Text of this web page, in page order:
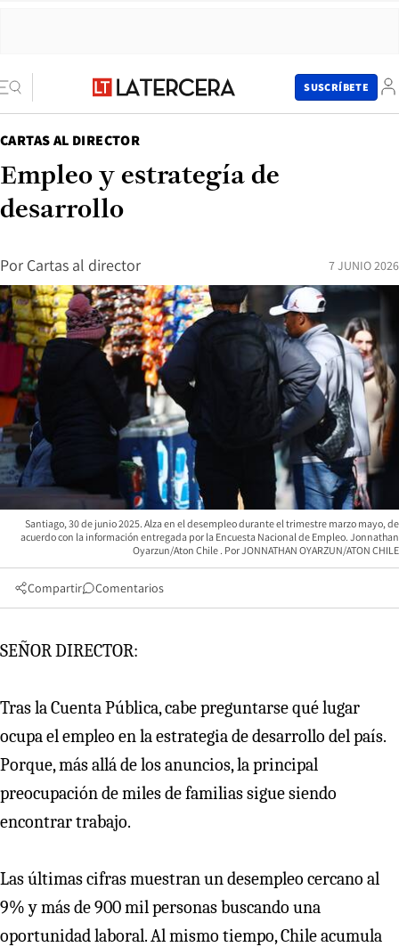
SUSCRÍBETE
CARTAS AL DIRECTOR
Empleo y estrategía de
desarrollo
Por Cartas al director 7 JUNIO 2026
Santiago, 30 de junio 2025. Alza en el desempleo durante el trimestre marzo mayo, de
acuerdo con la información entregada por la Encuesta Nacional de Empleo. Jonnathan
Oyarzun/Aton Chile
JONNATHAN OYARZUN/ATON CHILE
Compartir Comentarios
SEÑOR DIRECTOR:
Tras la Cuenta Pública, cabe preguntarse qué lugar
ocupa el empleo en la estrategia de desarrollo del país.
Porque, más allá de los anuncios, la principal
preocupación de miles de familias sigue siendo
encontrar trabajo.
Las últimas cifras muestran un desempleo cercano al
9% y más de 900 mil personas buscando una
oportunidad laboral. Al mismo tiempo, Chile acumula